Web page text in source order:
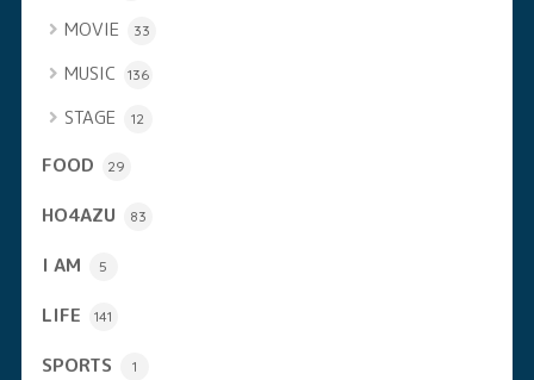
MOVIE 33
MUSIC 136
STAGE 12
FOOD 29
HO4AZU 83
I AM 5
LIFE 141
SPORTS 1